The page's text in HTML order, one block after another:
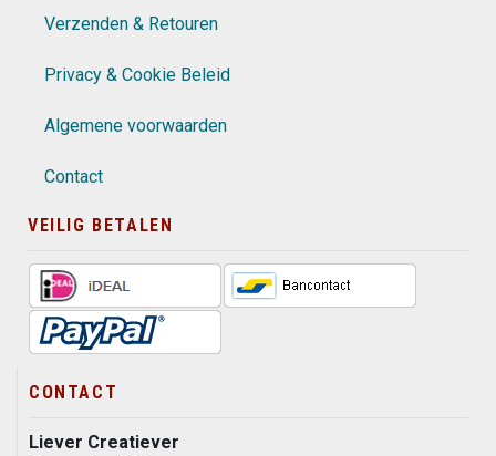
Verzenden & Retouren
Privacy & Cookie Beleid
Algemene voorwaarden
Contact
VEILIG BETALEN
CONTACT
Liever Creatiever